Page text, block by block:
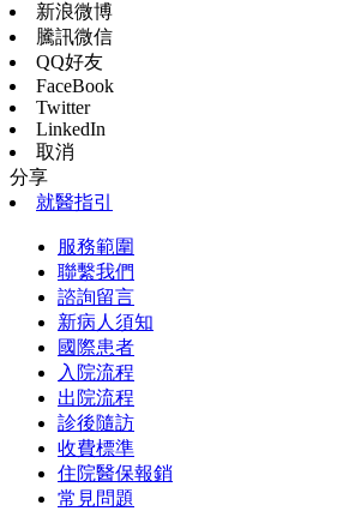
新浪微博
騰訊微信
QQ好友
FaceBook
Twitter
LinkedIn
取消
分享
就醫指引
服務範圍
聯繫我們
諮詢留言
新病人須知
國際患者
入院流程
出院流程
診後隨訪
收費標準
住院醫保報銷
常見問題